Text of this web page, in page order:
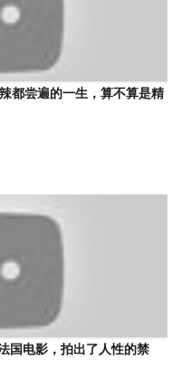
都尝遍的一生，算不算是精
国电影，拍出了人性的禁